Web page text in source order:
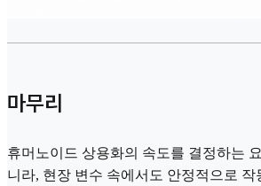
마무리
휴머노이드 상용화의 속도를 결정하는
니라, 현장 변수 속에서도 안정적으로 작